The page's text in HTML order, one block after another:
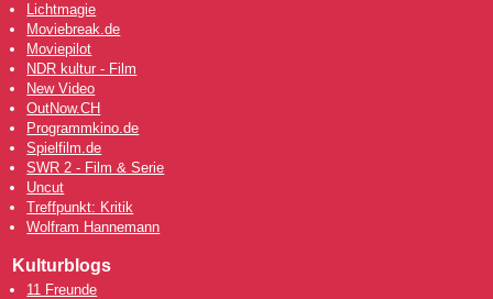
Lichtmagie
Moviebreak.de
Moviepilot
NDR kultur - Film
New Video
OutNow.CH
Programmkino.de
Spielfilm.de
SWR 2 - Film & Serie
Uncut
Treffpunkt: Kritik
Wolfram Hannemann
Kulturblogs
11 Freunde